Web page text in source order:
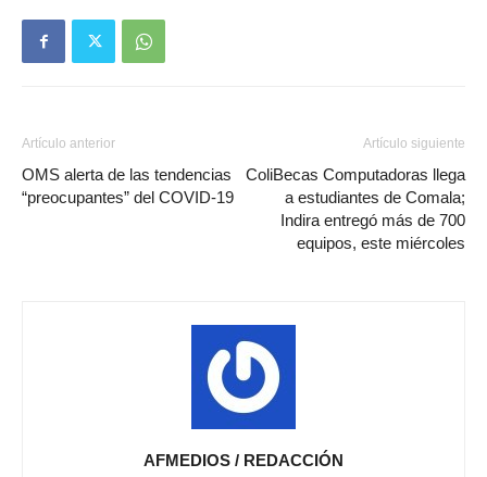
Artículo anterior
OMS alerta de las tendencias
“preocupantes” del COVID-19
Artículo siguiente
ColiBecas Computadoras llega
a estudiantes de Comala;
Indira entregó más de 700
equipos, este miércoles
AFMEDIOS / REDACCIÓN